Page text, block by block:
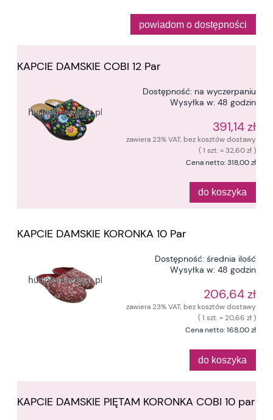
powiadom o dostępności
KAPCIE DAMSKIE COBI 12 Par
Dostępność: na wyczerpaniu
Wysyłka w: 48 godzin
391,14 zł
zawiera 23% VAT, bez kosztów dostawy
( 1 szt. = 32,60 zł )
Cena netto:318,00 zł
do koszyka
KAPCIE DAMSKIE KORONKA 10 Par
Dostępność: średnia ilość
Wysyłka w: 48 godzin
206,64 zł
zawiera 23% VAT, bez kosztów dostawy
( 1 szt. = 20,66 zł )
Cena netto:168,00 zł
do koszyka
KAPCIE DAMSKIE PIĘTAM KORONKA COBI 10 par